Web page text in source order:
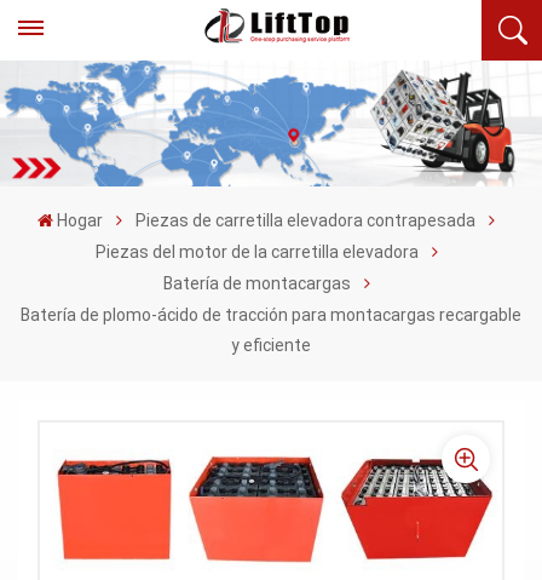
Hogar
Piezas de carretilla elevadora contrapesada
Piezas del motor de la carretilla elevadora
Batería de montacargas
Batería de plomo-ácido de tracción para montacargas recargable
y eficiente